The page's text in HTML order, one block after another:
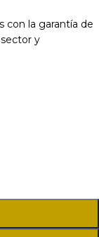
con la garantía de
y